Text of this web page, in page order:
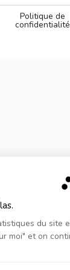
Politique de
confidentialité